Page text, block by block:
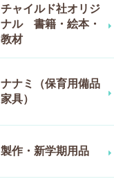
チャイルド社オリジ
ナル 書籍・絵本・
教材
ナナミ（保育用備品
家具）
製作・新学期用品